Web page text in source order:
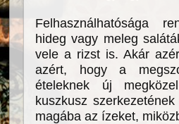
Felhasználhatósága
hideg vagy meleg
vele a rizst is. Akár
azért, hogy a
ételeknek új
kuszkusz
magába az ízeket,